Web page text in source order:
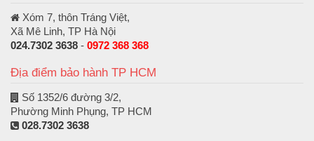
Xóm 7, thôn Tráng Việt,
Xã Mê Linh, TP Hà Nội
024.7302 3638 - 0972 368 368
Địa điểm bảo hành TP HCM
Số 1352/6 đường 3/2,
Phường Minh Phụng, TP HCM
028.7302 3638